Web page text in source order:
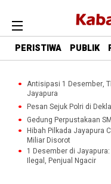
PERISTIWA PUBLIK
Antisipasi 1 Desember,
Jayapura
Pesan Sejuk Polri di
Gedung Perpustakaan
Hibah Pilkada Jayapura
Miliar Disorot
1 Desember di
Ilegal, Penjual Ngacir